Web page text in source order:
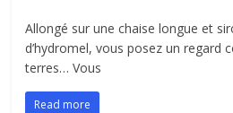
Allongé sur une chaise longue et
d’hydromel, vous posez un regard
terres… Vous
Read more